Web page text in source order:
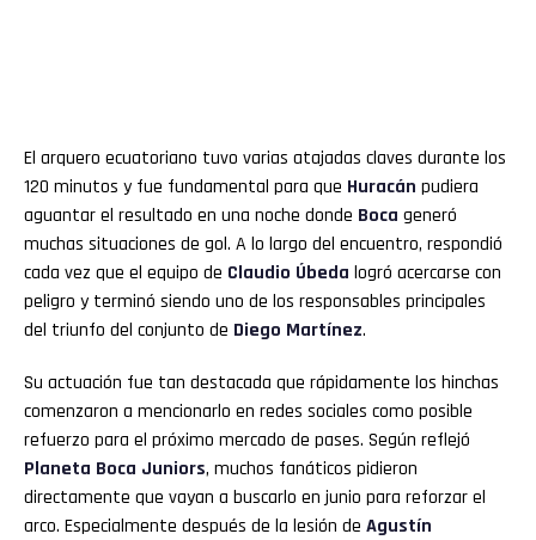
El arquero ecuatoriano tuvo varias atajadas claves durante los
120 minutos y fue fundamental para que Huracán pudiera
aguantar el resultado en una noche donde Boca generó
muchas situaciones de gol. A lo largo del encuentro, respondió
cada vez que el equipo de Claudio Úbeda logró acercarse con
peligro y terminó siendo uno de los responsables principales
del triunfo del conjunto de Diego Martínez.
Su actuación fue tan destacada que rápidamente los hinchas
comenzaron a mencionarlo en redes sociales como posible
refuerzo para el próximo mercado de pases. Según reflejó
Planeta Boca Juniors, muchos fanáticos pidieron
directamente que vayan a buscarlo en junio para reforzar el
arco. Especialmente después de la lesión de Agustín